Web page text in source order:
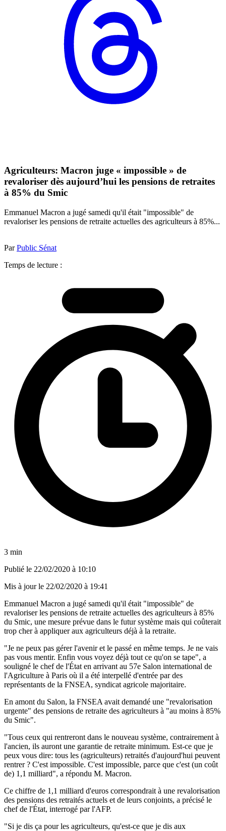
Agriculteurs: Macron juge « impossible » de
revaloriser dès aujourd’hui les pensions de retraites
à 85% du Smic
Emmanuel Macron a jugé samedi qu'il était "impossible" de
revaloriser les pensions de retraite actuelles des agriculteurs à 85%...
ParPublic Sénat
Temps de lecture :
3 min
Publié le 22/02/2020 à 10:10
Mis à jour le 22/02/2020 à 19:41
Emmanuel Macron a jugé samedi qu'il était "impossible" de
revaloriser les pensions de retraite actuelles des agriculteurs à 85%
du Smic, une mesure prévue dans le futur système mais qui coûterait
trop cher à appliquer aux agriculteurs déjà à la retraite.
"Je ne peux pas gérer l'avenir et le passé en même temps. Je ne vais
pas vous mentir. Enfin vous voyez déjà tout ce qu'on se tape", a
souligné le chef de l'État en arrivant au 57e Salon international de
l'Agriculture à Paris où il a été interpellé d'entrée par des
représentants de la FNSEA, syndicat agricole majoritaire.
En amont du Salon, la FNSEA avait demandé une "revalorisation
urgente" des pensions de retraite des agriculteurs à "au moins à 85%
du Smic".
"Tous ceux qui rentreront dans le nouveau système, contrairement à
l'ancien, ils auront une garantie de retraite minimum. Est-ce que je
peux vous dire: tous les (agriculteurs) retraités d'aujourd'hui peuvent
rentrer ? C'est impossible. C'est impossible, parce que c'est (un coût
de) 1,1 milliard", a répondu M. Macron.
Ce chiffre de 1,1 milliard d'euros correspondrait à une revalorisation
des pensions des retraités actuels et de leurs conjoints, a précisé le
chef de l'État, interrogé par l'AFP.
"Si je dis ça pour les agriculteurs, qu'est-ce que je dis aux